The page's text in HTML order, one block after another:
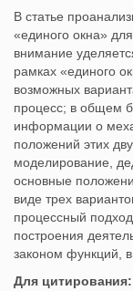
В статье
«единого окна»
внимание
рамках «единого
возможных
процесс; в общем
информации о
положений этих
моделирование,
основные
виде трех
процессный
построения
законом функций,
Для цитирования: